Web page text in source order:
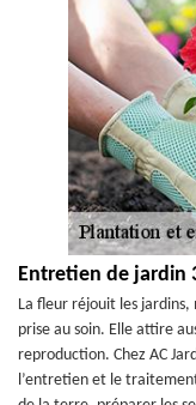
Entretien de jardin
La fleur réjouit les jardins,
prise au soin. Elle attire
reproduction. Chez AC
l’entretien et le